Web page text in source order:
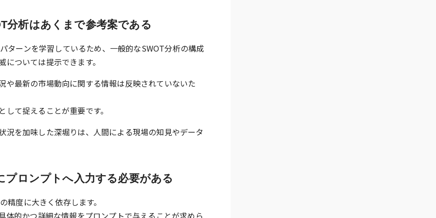
分析はあくまで参考案である
ターンを学習しているため、一般的なSWOT分析の構成
ついては提示できます。
や最新の市場動向に関する情報は反映されていないた
て捉えることが重要です。
況を加味した深堀りは、人間による現場の知見やデータ
プロンプトへ入力する必要がある
精度に大きく依存します。
体的かつ詳細な情報をプロンプトで与えることが求めら